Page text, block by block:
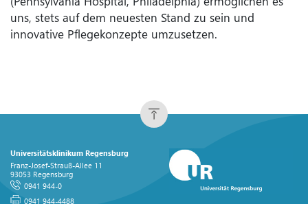
uns, stets auf dem neuesten Stand zu sein und
innovative Pflegekonzepte umzusetzen.
Universitätsklinikum Regensburg
Franz-Josef-Strauß-Allee 11
93053 Regensburg
0941 944-0
0941 944-4488